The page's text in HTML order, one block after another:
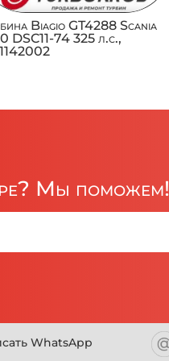
Biagio GT4288 Scania
DSC11-74 325 л.с.,
Мы поможем!
WhatsApp